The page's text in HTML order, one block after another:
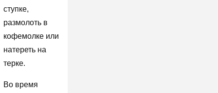
ступке,
размолоть в
кофемолке или
натереть на
терке.
Во время